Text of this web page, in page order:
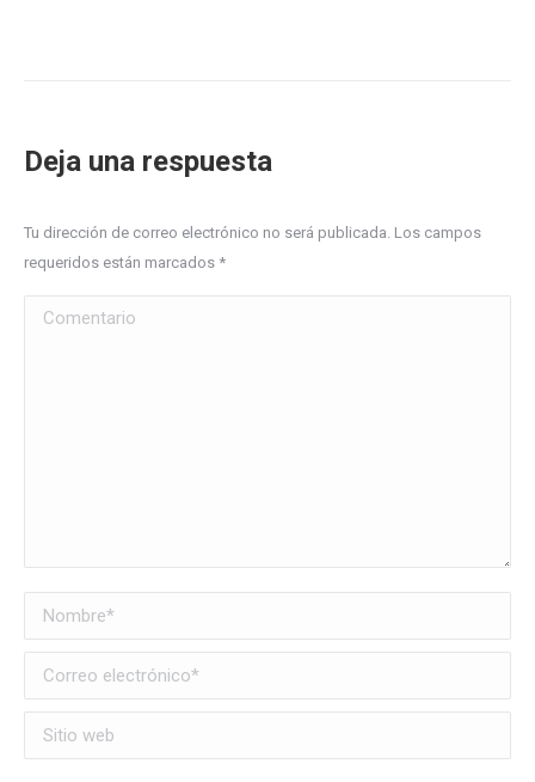
Deja una respuesta
Tu dirección de correo electrónico no será publicada. Los campos
requeridos están marcados *
Comentario
Nombre *
Correo electrónico *
Sitio web